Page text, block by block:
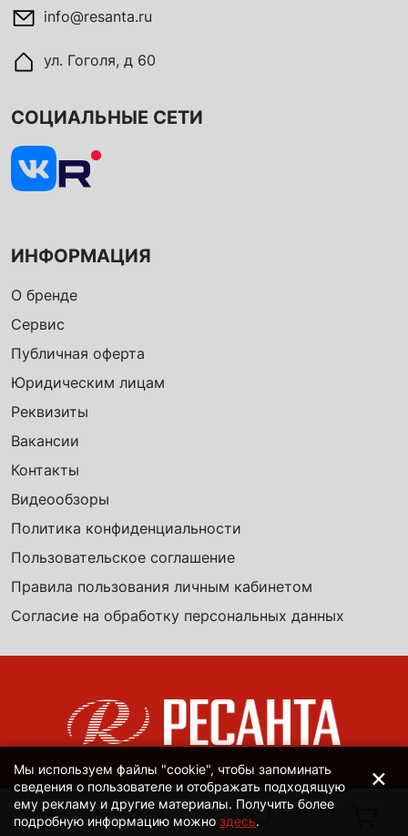
info@resanta.ru
ул. Гоголя, д 60
ИНФОРМАЦИЯ
О бренде
Сервис
Публичная оферта
Юридическим лицам
Реквизиты
Вакансии
Контакты
Видеообзоры
Политика конфиденциальности
Пользовательское соглашение
Правила пользования личным кабинетом
Согласие на обработку персональных данных
СОЦИАЛЬНЫЕ СЕТИ
Мы используем файлы "cookie", чтобы запоминать
сведения о пользователе и отображать подходящую
ему рекламу и другие материалы. Получить более
подробную информацию можно здесь.
×